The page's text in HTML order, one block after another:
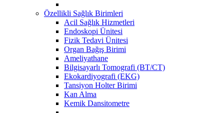
Özellikli Sağlık Birimleri
Acil Sağlık Hizmetleri
Endoskopi Ünitesi
Fizik Tedavi Ünitesi
Organ Bağış Birimi
Ameliyathane
Bilgisayarlı Tomografi (BT/CT)
Ekokardiyografi (EKG)
Tansiyon Holter Birimi
Kan Alma
Kemik Dansitometre